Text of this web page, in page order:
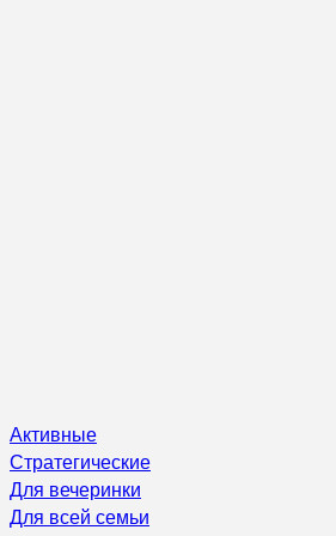
Активные
Стратегические
Для вечеринки
Для всей семьи